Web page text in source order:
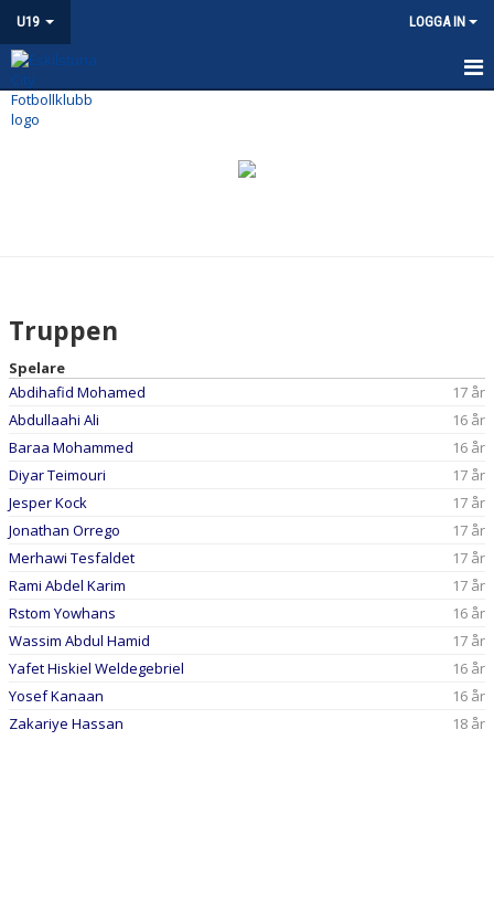
U19 LOGGA IN
HEM
BILDGALLERI
DOKUMENT
KONTAKT
Truppen
Spelare
Abdihafid Mohamed
17 år
Abdullaahi Ali
16 år
Baraa Mohammed
16 år
Diyar Teimouri
17 år
Jesper Kock
17 år
Jonathan Orrego
17 år
Merhawi Tesfaldet
17 år
Rami Abdel Karim
17 år
Rstom Yowhans
16 år
Wassim Abdul Hamid
17 år
Yafet Hiskiel Weldegebriel
16 år
Yosef Kanaan
16 år
Zakariye Hassan
18 år